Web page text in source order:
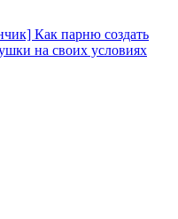
Как парню создать
на своих условиях